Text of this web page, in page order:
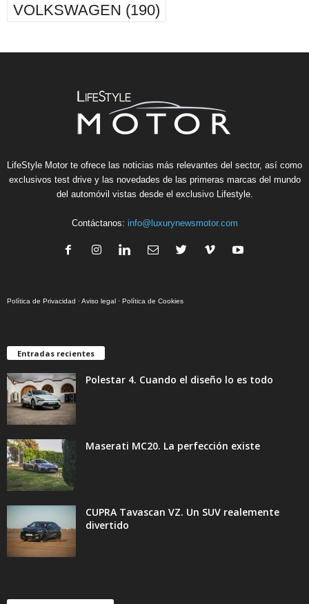
VOLKSWAGEN (190)
LifeStyle Motor te ofrece las noticias más relevantes del sector, así como
exclusivos test drive y las novedades de las primeras marcas del mundo
del automóvil vistas desde el exclusivo Lifestyle.
Contáctanos: info@luxurynewsmotor.com
Política de Privacidad ·Aviso legal · Política de Cookies
Entradas recientes
Polestar 4. Cuando el diseño lo es todo
Maserati MC20. La perfección existe
CUPRA Tavascan VZ. Un SUV realemente
divertido